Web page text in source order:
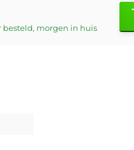
besteld, morgen in huis